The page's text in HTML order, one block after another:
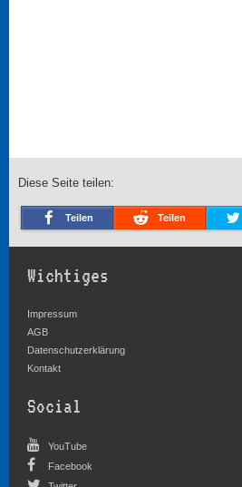
Diese Seite teilen:
Teilen Teilen
Wichtiges
Impressum
AGB
Datenschutzerklärung
Kontakt
Social
YouTube
Facebook